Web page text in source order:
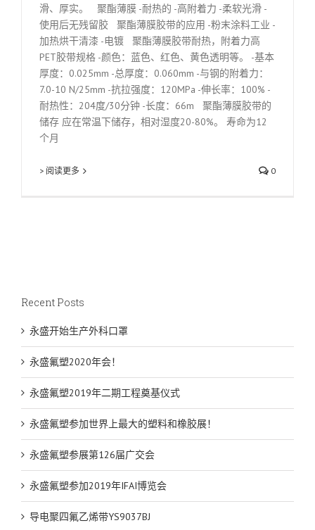
滑、厚实。 聚酯薄膜 -耐热的 -高附着力 -柔软光滑 -
使用后无残留胶 聚酯薄膜胶带的应用 -粉末涂料工业 -
加热烘干清漆 -电镀 聚酯薄膜胶带耐热，附着力高
PET胶带规格 -颜色：蓝色、红色、黄色透明等。 -基本
厚度：0.025mm -总厚度：0.060mm -与钢的附着力：
7.0-10 N/25mm -抗拉强度：120MPa -伸长率：100% -
耐热性：204度/30分钟 -长度：66m 聚酯薄膜胶带的
储存 应在常温下储存，相对湿度20-80%。 寿命为12
个月
> 阅读更多 0
Recent Posts
永盛开始生产外科口罩
永盛氟塑2020年会！
永盛氟塑2019年二期工程奠基仪式
永盛氟塑参加世界上最大的塑料和橡胶展！
永盛氟塑参展第126届广交会
永盛氟塑参加2019年IFAI博览会
导电聚四氟乙烯带YS9037BJ